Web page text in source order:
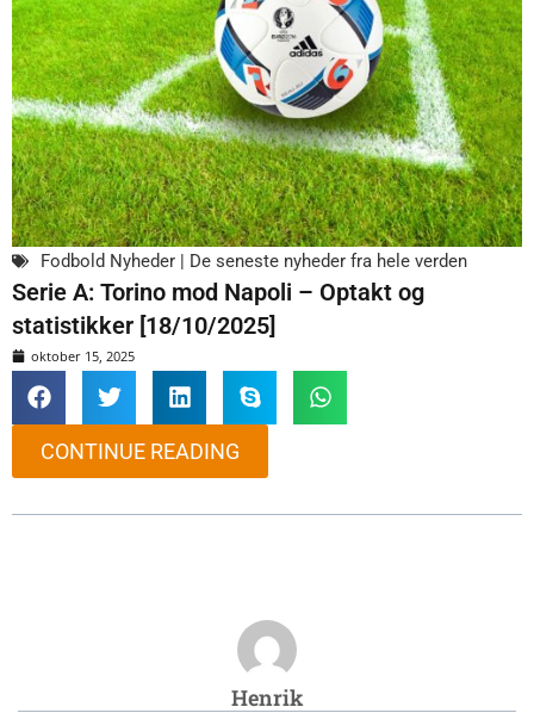
Fodbold Nyheder | De seneste nyheder fra hele verden
Serie A: Torino mod Napoli – Optakt og
statistikker [18/10/2025]
oktober 15, 2025
CONTINUE READING
Henrik